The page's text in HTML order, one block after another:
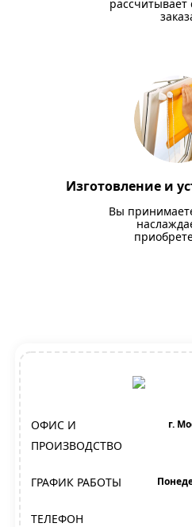
рассчитывает
Изготовление и
Вы
ОФИС И
ПРОИЗВОДСТВО
г.
ГРАФИК РАБОТЫ
ТЕЛЕФОН